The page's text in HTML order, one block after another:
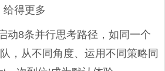
给得更多
动8条并行思考路径，如同一个
，从不同角度、运用不同策略同